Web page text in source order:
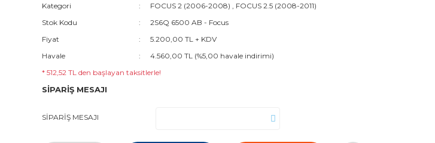
Kategori FOCUS 2 (2006-2008) , FOCUS 2.5 (2008-2011)
Stok Kodu
2S6Q 6500 AB - Focus
Fiyat
5.200,00 TL + KDV
Havale
4.560,00 TL (%5,00 havale indirimi)
* 512,52 TL den başlayan taksitlerle!
SİPARİŞ MESAJI
SİPARİŞ MESAJI